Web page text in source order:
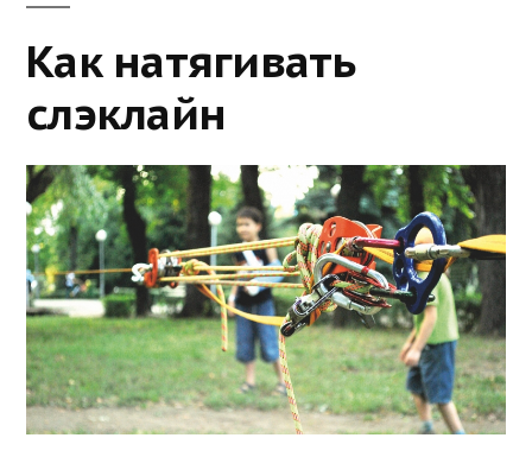
Как натягивать
слэклайн